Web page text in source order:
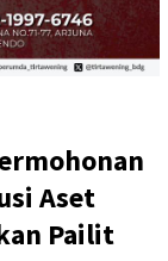
Aset
Pailit